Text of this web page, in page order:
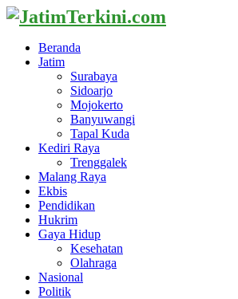
Beranda
Jatim
Surabaya
Sidoarjo
Mojokerto
Banyuwangi
Tapal Kuda
Kediri Raya
Trenggalek
Malang Raya
Ekbis
Pendidikan
Hukrim
Gaya Hidup
Kesehatan
Olahraga
Nasional
Politik